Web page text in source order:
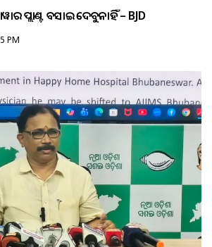
ପ୍ଲାଣ୍ଟ ବସାଇ ଦେବୁନାହିଁ – BJD
PM